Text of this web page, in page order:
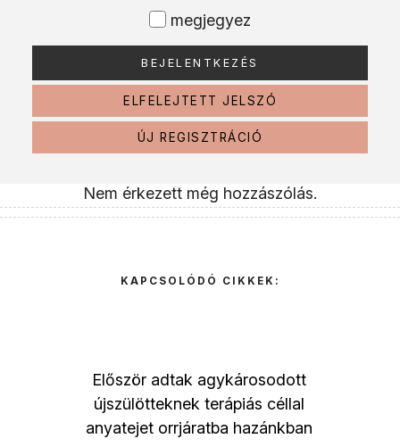
megjegyez
ELFELEJTETT JELSZÓ
ÚJ REGISZTRÁCIÓ
Nem érkezett még hozzászólás.
KAPCSOLÓDÓ CIKKEK:
Először adtak agykárosodott
újszülötteknek terápiás céllal
anyatejet orrjáratba hazánkban